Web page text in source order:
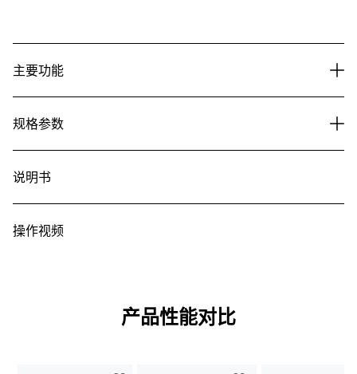
主要功能
规格参数
说明书
操作视频
产品性能对比